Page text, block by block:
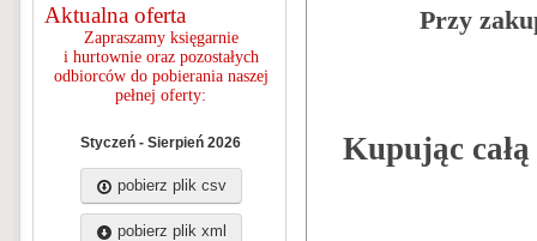
Aktualna oferta
Zapraszamy księgarnie
i hurtownie oraz pozostałych
odbiorców do pobierania naszej
pełnej oferty:
Styczeń - Sierpień 2026
pobierz plik csv
pobierz plik xml
Przy
Kupując